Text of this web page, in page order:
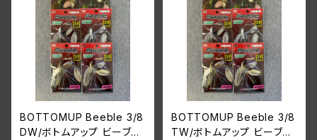
BOTTOMUP Beeble 3/8
DW/ボトムアップ ビーブル
BOTTOMUP Beeble 3/8
TW/ボトムアップ ビーブル